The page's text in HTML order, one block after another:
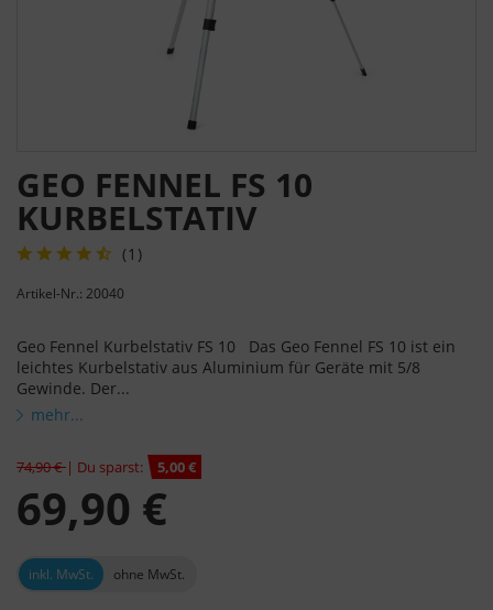
GEO FENNEL FS 10
KURBELSTATIV
(1 )
Artikel-Nr.: 20040
Geo Fennel Kurbelstativ FS 10 Das Geo Fennel FS 10 ist ein
leichtes Kurbelstativ aus Aluminium für Geräte mit 5/8
Gewinde. Der...
mehr...
74,90 € | Du sparst: 5,00 €
69,90 €
inkl. MwSt. ohne MwSt.